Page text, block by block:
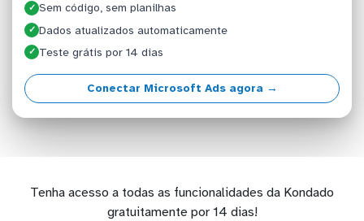
✓ Sem código, sem planilhas
✓ Dados atualizados automaticamente
✓ Teste grátis por 14 dias
Conectar Microsoft Ads agora →
Tenha acesso a todas as funcionalidades da Kondado
gratuitamente por 14 dias!